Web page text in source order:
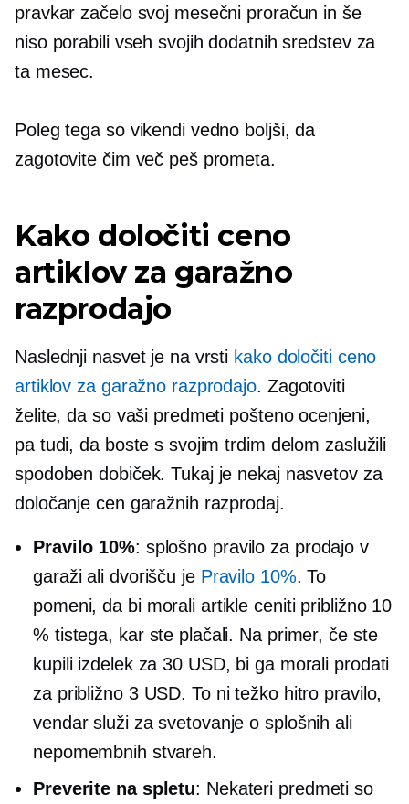
pravkar začelo svoj mesečni proračun in še
niso porabili vseh svojih dodatnih sredstev za
ta mesec.
Poleg tega so vikendi vedno boljši, da
zagotovite čim več peš prometa.
Kako določiti ceno
artiklov za garažno
razprodajo
Naslednji nasvet je na vrsti kako določiti ceno
artiklov za garažno razprodajo. Zagotoviti
želite, da so vaši predmeti pošteno ocenjeni,
pa tudi, da boste s svojim trdim delom zaslužili
spodoben dobiček. Tukaj je nekaj nasvetov za
določanje cen garažnih razprodaj.
Pravilo 10%: splošno pravilo za prodajo v
garaži ali dvorišču je Pravilo 10%. To
pomeni, da bi morali artikle ceniti približno 10
% tistega, kar ste plačali. Na primer, če ste
kupili izdelek za 30 USD, bi ga morali prodati
za približno 3 USD. To ni težko hitro pravilo,
vendar služi za svetovanje o splošnih ali
nepomembnih stvareh.
Preverite na spletu: Nekateri predmeti so